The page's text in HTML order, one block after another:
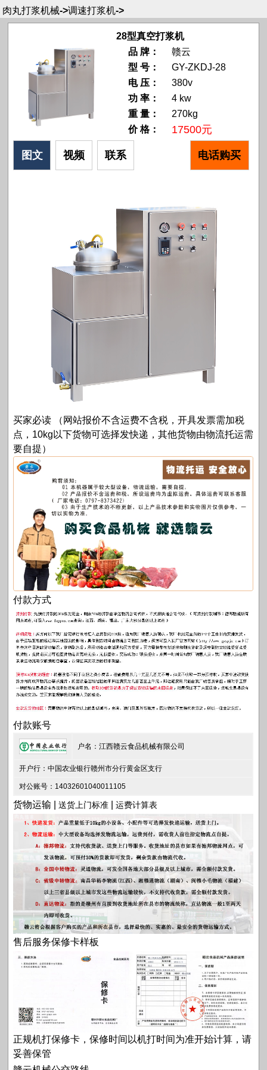
肉丸打浆机械->调速打浆机->
28型真空打浆机
品 牌：
赣云
型 号：
GY-ZKDJ-28
电 压：
380v
功 率：
4 kw
重 量：
270kg
价 格：
17500元
图文 视频 联系 电话购买
买家必读 （网站报价不含运费不含税，开具发票需加税
点，10kg以下货物可选择发快递，其他货物由物流托运需
要自提）
付款方式
付款账号
户名：江西赣云食品机械有限公司
开户行：中国农业银行赣州市分行黄金区支行
对公账号：14032601040011105
货物运输 |送货上门标准 |运费计算表
售后服务保修卡样板
正规机打保修卡，保修时间以机打时间为准开始计算，请
妥善保管